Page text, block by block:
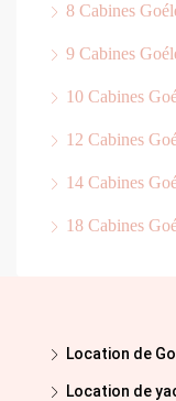
8 Cabines
9 Cabines
10 Cabines
12 Cabines
14 Cabines
18 Cabines
Location de
Location de